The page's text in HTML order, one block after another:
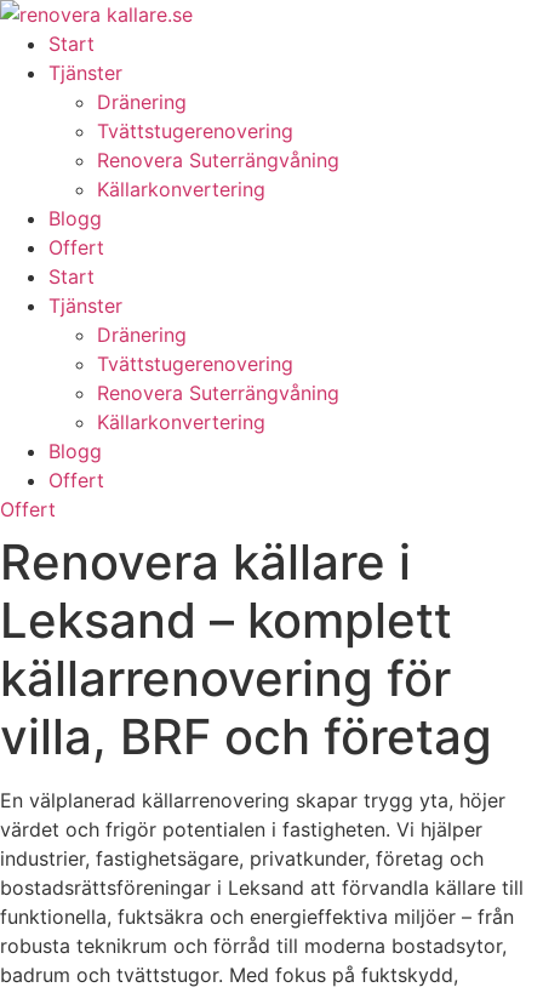
Skip
content
Start
Tjänster
Dränering
Tvättstugerenovering
Renovera Suterrängvåning
Källarkonvertering
Blogg
Offert
Start
Tjänster
Dränering
Tvättstugerenovering
Renovera Suterrängvåning
Källarkonvertering
Blogg
Offert
Offert
Renovera källare i
Leksand – komplett
källarrenovering för
villa, BRF och företag
En välplanerad källarrenovering skapar trygg yta, höjer
värdet och frigör potentialen i fastigheten. Vi hjälper
industrier, fastighetsägare, privatkunder, företag och
bostadsrättsföreningar i Leksand att förvandla källare till
funktionella, fuktsäkra och energieffektiva miljöer – från
robusta teknikrum och förråd till moderna bostadsytor,
badrum och tvättstugor. Med fokus på fuktskydd,